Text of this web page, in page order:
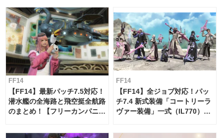
FF14
【FF14】最新パッチ7.5対応！
潜水艦の全海路と飛空挺全航路
のまとめ！【フリーカンパニ
FF14
【FF14】全ジョブ対応！パッ
チ7.4 新式装備「コートリーラ
ヴァー装備」一式（IL770）の